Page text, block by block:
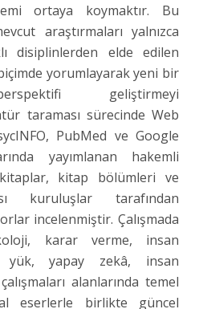
ortaya koymaktır. Bu
araştırmaları yalnızca
disiplinlerden elde edilen
yorumlayarak yeni bir
geliştirmeyi
taraması sürecinde Web
PubMed ve Google
yayımlanan hakemli
kitap bölümleri ve
kuruluşlar tarafından
incelenmiştir. Çalışmada
karar verme, insan
yük, yapay zekâ, insan
alanlarında temel
eserlerle birlikte güncel